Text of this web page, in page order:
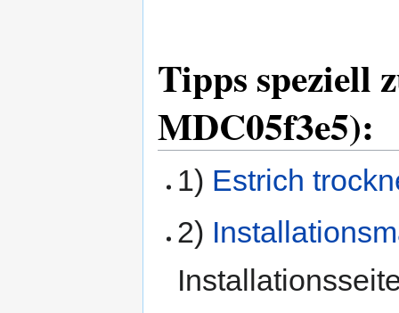
Tipps speziell
MDC05f3e5):
1) Estrich
2)